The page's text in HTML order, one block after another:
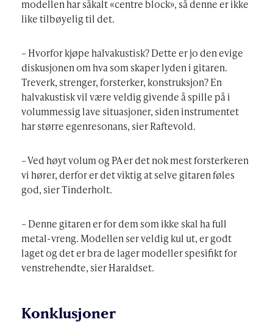
modellen har såkalt «centre block», så denne er ikke
like tilbøyelig til det.
– Hvorfor kjøpe halvakustisk? Dette er jo den evige
diskusjonen om hva som skaper lyden i gitaren.
Treverk, strenger, forsterker, konstruksjon? En
halvakustisk vil være veldig givende å spille på i
volummessig lave situasjoner, siden instrumentet
har større egenresonans, sier Raftevold.
– Ved høyt volum og PA er det nok mest forsterkeren
vi hører, derfor er det viktig at selve gitaren føles
god, sier Tinderholt.
– Denne gitaren er for dem som ikke skal ha full
metal-vreng. Modellen ser veldig kul ut, er godt
laget og det er bra de lager modeller spesifikt for
venstrehendte, sier Haraldset.
Konklusjoner